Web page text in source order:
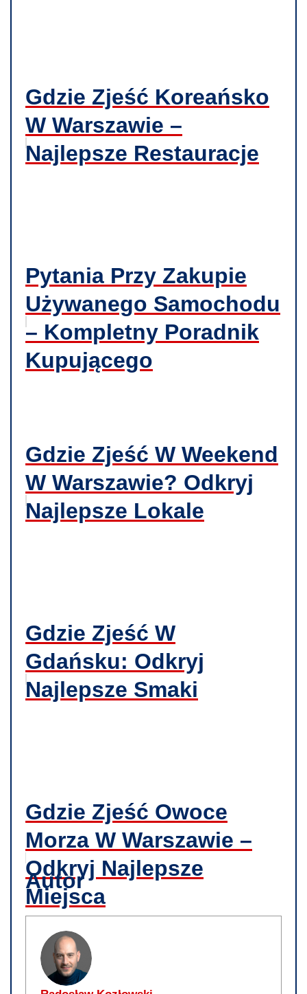
Gdzie Zjeść Koreańsko
W Warszawie –
Najlepsze Restauracje
Pytania Przy Zakupie
Używanego Samochodu
– Kompletny Poradnik
Kupującego
Gdzie Zjeść W Weekend
W Warszawie? Odkryj
Najlepsze Lokale
Gdzie Zjeść W
Gdańsku: Odkryj
Najlepsze Smaki
Gdzie Zjeść Owoce
Morza W Warszawie –
Odkryj Najlepsze
Miejsca
Autor